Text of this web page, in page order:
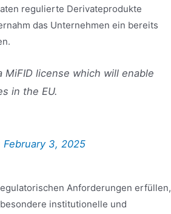
regulierte Derivateprodukte
das Unternehmen ein bereits
license which will enable
in the EU.
February 3, 2025
Anforderungen erfüllen,
institutionelle und